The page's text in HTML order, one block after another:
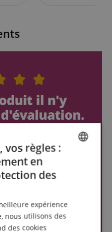
FRENCH
vos règles :
en
des
expérience
nous utilisons des
des cookies